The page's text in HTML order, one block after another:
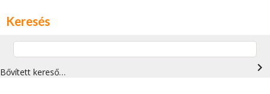
Keresés
Bővített kereső… navigate_next